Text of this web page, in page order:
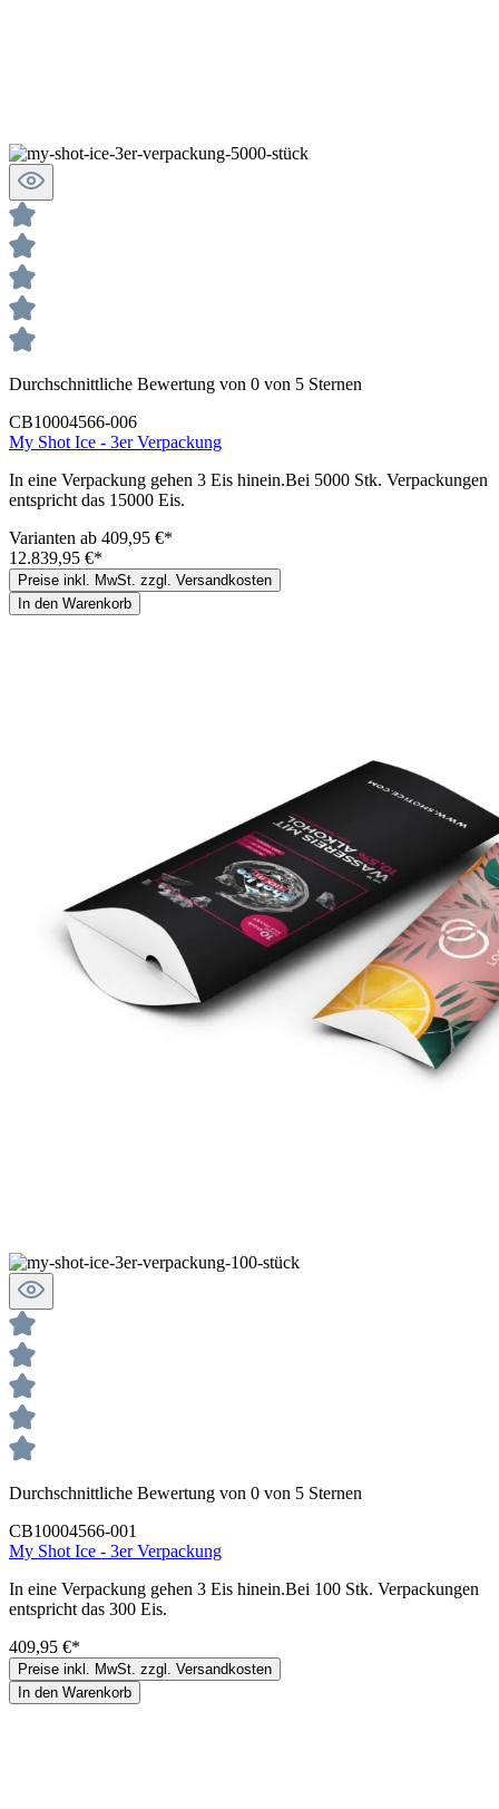
Durchschnittliche Bewertung von 0 von 5 Sternen
CB10004566-006
My Shot Ice - 3er Verpackung
In eine Verpackung gehen 3 Eis hinein.Bei 5000 Stk. Verpackungen
entspricht das 15000 Eis.
Varianten ab 409,95 €*
12.839,95 €*
Preise inkl. MwSt. zzgl. Versandkosten
In den Warenkorb
Durchschnittliche Bewertung von 0 von 5 Sternen
CB10004566-001
My Shot Ice - 3er Verpackung
In eine Verpackung gehen 3 Eis hinein.Bei 100 Stk. Verpackungen
entspricht das 300 Eis.
409,95 €*
Preise inkl. MwSt. zzgl. Versandkosten
In den Warenkorb